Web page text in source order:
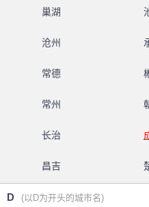
巢湖
沧州
常德
常州
长治
昌吉
D (以D为开头的城市名)